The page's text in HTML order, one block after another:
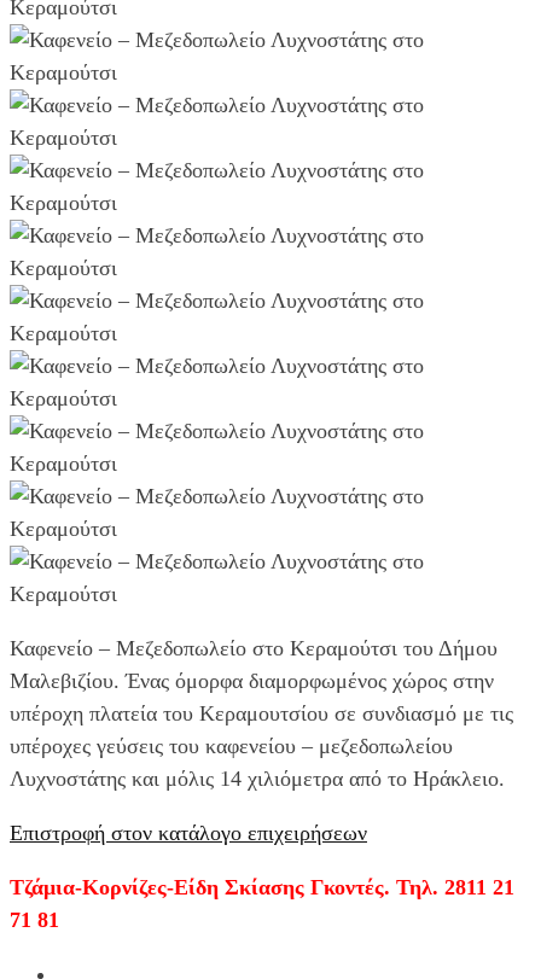
Καφενείο – Μεζεδοπωλείο στο Κεραμούτσι του Δήμου
Μαλεβιζίου. Ένας όμορφα διαμορφωμένος χώρος στην
υπέροχη πλατεία του Κεραμουτσίου σε συνδιασμό με τις
υπέροχες γεύσεις του καφενείου – μεζεδοπωλείου
Λυχνοστάτης και μόλις 14 χιλιόμετρα από το Ηράκλειο.
Επιστροφή στον κατάλογο επιχειρήσεων
Τζάμια-Κορνίζες-Είδη Σκίασης Γκοντές. Τηλ. 2811 21
71 81